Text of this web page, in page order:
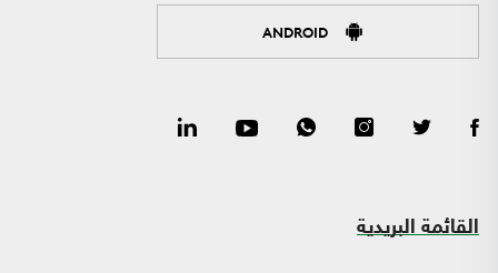
ANDROID
القائمة البريدية